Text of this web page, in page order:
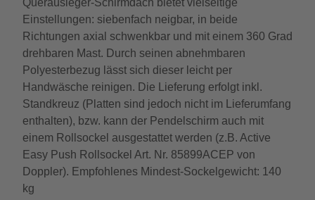
Querausleger-Schirmdach bietet vielseitige
Einstellungen: siebenfach neigbar, in beide
Richtungen axial schwenkbar und mit einem 360 Grad
drehbaren Mast. Durch seinen abnehmbaren
Polyesterbezug lässt sich dieser leicht per
Handwäsche reinigen. Die Lieferung erfolgt inkl.
Standkreuz (Platten sind jedoch nicht im Lieferumfang
enthalten), bzw. kann der Pendelschirm auch mit
einem Rollsockel ausgestattet werden (z.B. Active
Easy Push Rollsockel Art. Nr. 85899ACEP von
Doppler). Empfohlenes Mindest-Sockelgewicht: 140
kg